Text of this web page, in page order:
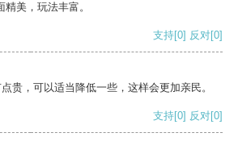
美，玩法丰富。
支持[0] 反对[0]
贵，可以适当降低一些，这样会更加亲民。
支持[0] 反对[0]